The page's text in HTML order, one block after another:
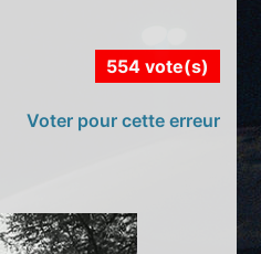
554 vote(s)
Voter pour cette erreur